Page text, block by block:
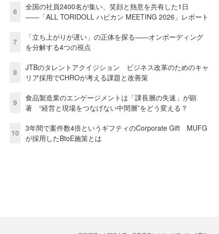
6
全国の社員2400名が集い、笑顔と熱意を共有した1日
――「ALL TORIDOLL ハピカン MEETING 2026」レポート
7
「立ち上がりが遅い」の正体を探る——オンボーディング
を分解する4つの視点
8
JTBのタレントアクイジション ビジネス改革のためのキャ
リア採用でCHROが考える課題と改善策
9
食品製造業のエンゲージメントは「課長層の失速」が顕
著 “経営と現場をつなげない中間層”をどう変える？
10
3年間で案件数4倍というギフティのCorporate Gift MUFG
が採用したBtoE施策とは